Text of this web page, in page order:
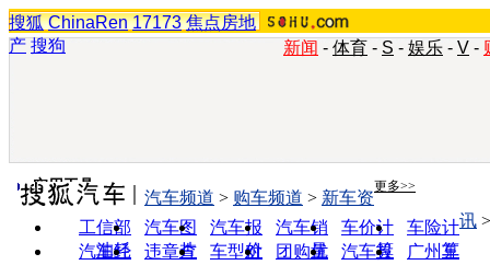
搜狐 ChinaRen 17173 焦点房地
产 搜狗 新闻 - 体育 - S - 娱乐 - V -
实用工具 更多>>
工信部
油耗
汽车图
片
汽车报
价
汽车销
量
车价计
算
车险计
算
汽车经
违章查
车型对
团购优
汽车投
广州车
汽车频道 > 购车频道 > 新车资
讯